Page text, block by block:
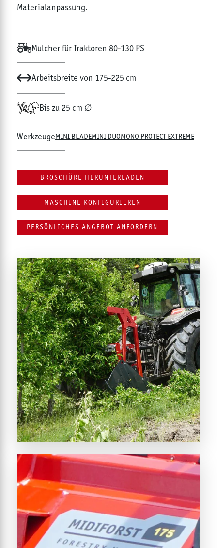
Materialanpassung.
Mulcher für Traktoren 80-130 PS
Arbeitsbreite von 175-225 cm
Bis zu 25 cm ∅
WerkzeugeMINI BLADEMINI DUOMONO PROTECT EXTREME
BROSCHÜRE HERUNTERLADEN
MASCHINE KONFIGURIEREN